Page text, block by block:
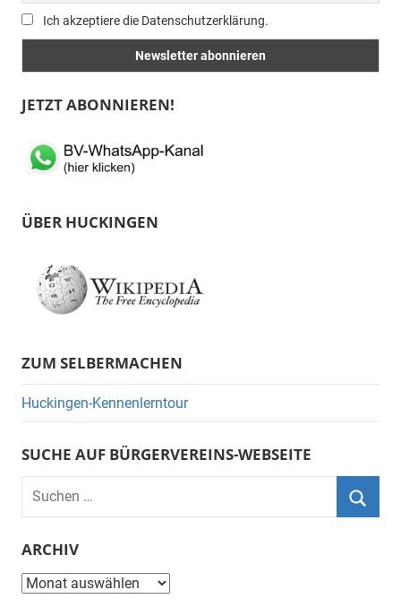
Ich akzeptiere die Datenschutzerklärung.
JETZT ABONNIEREN!
ÜBER HUCKINGEN
ZUM SELBERMACHEN
Huckingen-Kennenlerntour
SUCHE AUF BÜRGERVEREINS-WEBSEITE
Suchen
ARCHIV
Archiv